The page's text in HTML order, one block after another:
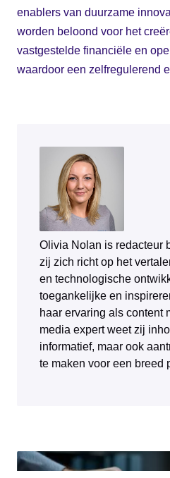
enablers van duurzame
worden beloond voor het
vastgestelde financiële en
waardoor een zelfregulerend
Olivia Nolan is redacteur
zij zich richt op het
en technologische
toegankelijke en
haar ervaring als content
media expert weet zij
informatief, maar ook
te maken voor een breed